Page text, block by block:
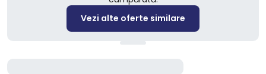
Vezi alte oferte similare